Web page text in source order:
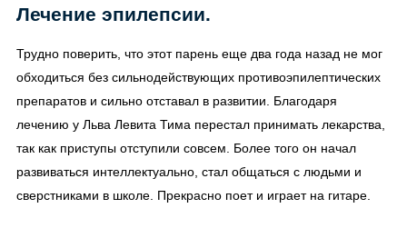
Лечение эпилепсии.
Трудно поверить, что этот парень еще два года назад не мог
обходиться без сильнодействующих противоэпилептических
препаратов и сильно отставал в развитии. Благодаря
лечению у Льва Левита Тима перестал принимать лекарства,
так как приступы отступили совсем. Более того он начал
развиваться интеллектуально, стал общаться с людьми и
сверстниками в школе. Прекрасно поет и играет на гитаре.